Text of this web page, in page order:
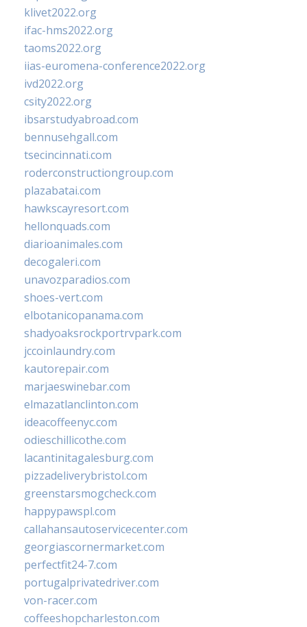
klivet2022.org
ifac-hms2022.org
taoms2022.org
iias-euromena-conference2022.org
ivd2022.org
csity2022.org
ibsarstudyabroad.com
bennusehgall.com
tsecincinnati.com
roderconstructiongroup.com
plazabatai.com
hawkscayresort.com
hellonquads.com
diarioanimales.com
decogaleri.com
unavozparadios.com
shoes-vert.com
elbotanicopanama.com
shadyoaksrockportrvpark.com
jccoinlaundry.com
kautorepair.com
marjaeswinebar.com
elmazatlanclinton.com
ideacoffeenyc.com
odieschillicothe.com
lacantinitagalesburg.com
pizzadeliverybristol.com
greenstarsmogcheck.com
happypawspl.com
callahansautoservicecenter.com
georgiascornermarket.com
perfectfit24-7.com
portugalprivatedriver.com
von-racer.com
coffeeshopcharleston.com